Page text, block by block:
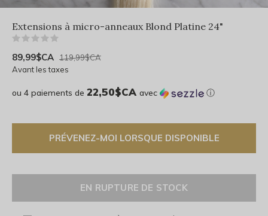
Extensions à micro-anneaux Blond Platine 24"
89,99$CA 119,99$CA
Avant les taxes
ou 4 paiements de 22,50$CA avec ⓘ
PRÉVENEZ-MOI LORSQUE DISPONIBLE
EN RUPTURE DE STOCK